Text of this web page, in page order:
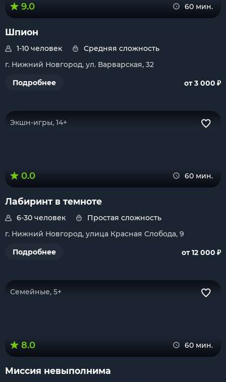
9.0 60 мин.
Шпион
1-10 человек
Средняя сложность
г. Нижний Новгород, ул. Варварская, 32
Подробнее
от 3 000 ₽
Экшн-игры, 14+
0.0 60 мин.
Лабиринт в темноте
6-30 человек
Простая сложность
г. Нижний Новгород, улица Красная Слобода, 9
Подробнее
от 12 000 ₽
Семейные, 5+
8.0 60 мин.
Миссия невыполнима